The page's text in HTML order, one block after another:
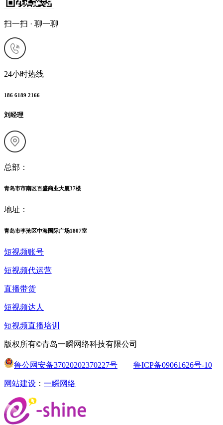
扫一扫 · 聊一聊
24小时热线
186 6189 2166
刘经理
总部：
青岛市市南区百盛商业大厦37楼
地址：
青岛市李沧区中海国际广场1807室
短视频账号
短视频代运营
直播带货
短视频达人
短视频直播培训
版权所有©青岛一瞬网络科技有限公司
鲁公网安备37020202370227号 鲁ICP备09061626号-10
网站建设 ： 一瞬网络